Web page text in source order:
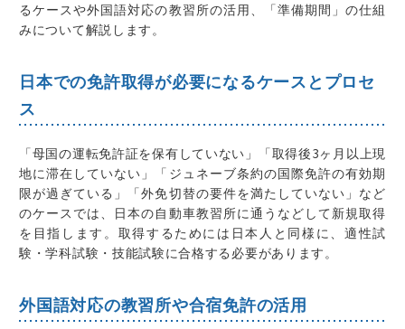
るケースや外国語対応の教習所の活用、「準備期間」の仕組
みについて解説します。
日本での免許取得が必要になるケースとプロセ
ス
「母国の運転免許証を保有していない」「取得後3ヶ月以上現
地に滞在していない」「ジュネーブ条約の国際免許の有効期
限が過ぎている」「外免切替の要件を満たしていない」など
のケースでは、日本の自動車教習所に通うなどして新規取得
を目指します。取得するためには日本人と同様に、適性試
験・学科試験・技能試験に合格する必要があります。
外国語対応の教習所や合宿免許の活用